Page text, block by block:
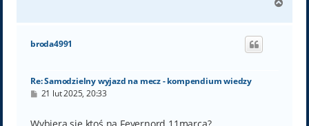
g
broda4991
Re: Samodzielny wyjazd na mecz - kompendium wiedzy
P
t
21 lut 2025, 20:33